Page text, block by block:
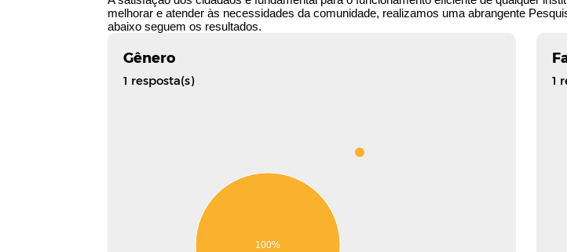
melhorar e atender às necessidades da comunidade, realizamos uma abrangente
abaixo seguem os resultados.
Gênero
1 resposta(s)
100%
1